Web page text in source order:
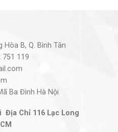
Hòa B, Q. Bình Tân
751 119
Ba Đình Hà Nội
Địa Chỉ 116 Lạc Long